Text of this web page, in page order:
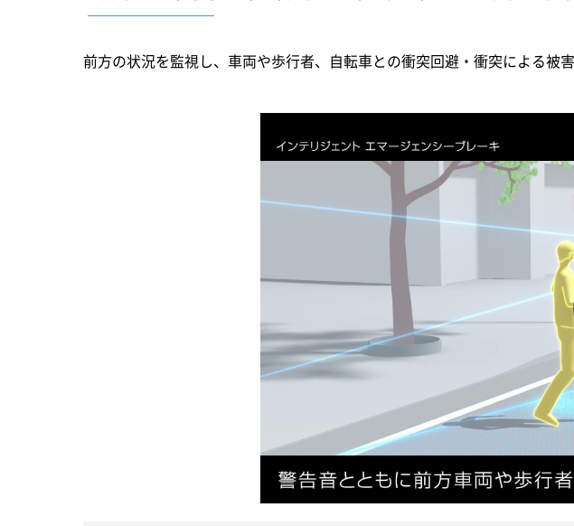
前方の状況を監視し、車両や歩行者、自転車との衝突回避・衝突による被